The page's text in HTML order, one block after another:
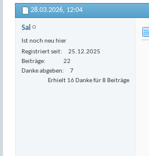
28.03.2026, 12:04
Sal
Ist noch neu hier
Registriert seit
25.12.2025
Beiträge
22
Danke abgeben
7
Erhielt 16 Danke für 8 Beiträge